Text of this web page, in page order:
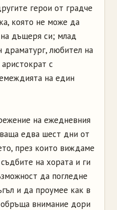
герои от градче
която не може да
дъщеря си; млад
драматург, любител на
с
на един
на ежедневния
едва шест дни от
през които виждаме
на хората и ги
да погледне
и да проумее как в
внимание дори